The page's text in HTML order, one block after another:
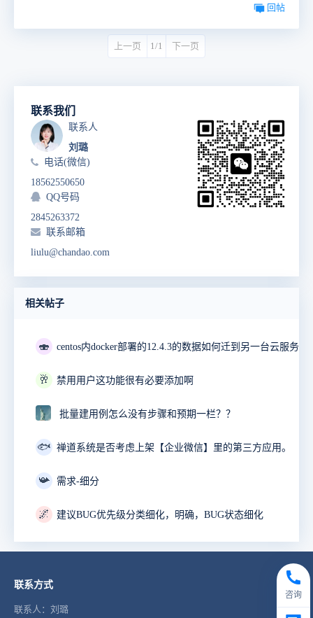
回帖
上一页 1/1 下一页
联系我们
联系人
刘璐
电话(微信)
18562550650
QQ号码
2845263372
联系邮箱
liulu@chandao.com
相关帖子
🍣
🥂 禁用用户这功能很有必要添加啊
批量建用例怎么没有步骤和预期一栏？？
🐟 禅道系统是否考虑上架【企业微信】里的第三方应用。
📯 需求-细分
🌌 建议BUG优先级分类细化，明确，BUG状态细化
联系方式
联系人：刘璐
咨询